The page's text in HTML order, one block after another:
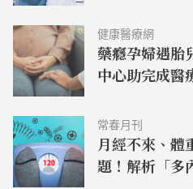
健康醫療網
藥癮孕婦遇胎
中心助完成醫
常春月刊
月經不來、體
題！解析「多